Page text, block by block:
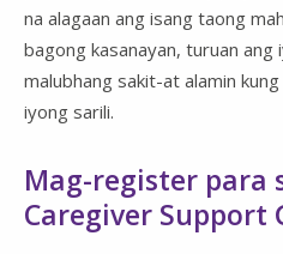
Pamilya at Mga
alaga
na alagaan ang isang taong
bagong kasanayan, turuan
malubhang sakit-at alamin
iyong sarili.
Mag-register para
Caregiver Support